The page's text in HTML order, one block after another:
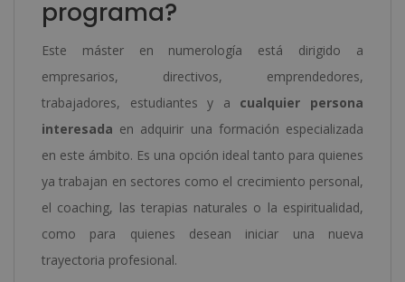
programa?
Este máster en numerología está dirigido a
empresarios, directivos, emprendedores,
trabajadores, estudiantes y a cualquier persona
interesada en adquirir una formación especializada
en este ámbito. Es una opción ideal tanto para quienes
ya trabajan en sectores como el crecimiento personal,
el coaching, las terapias naturales o la espiritualidad,
como para quienes desean iniciar una nueva
trayectoria profesional.